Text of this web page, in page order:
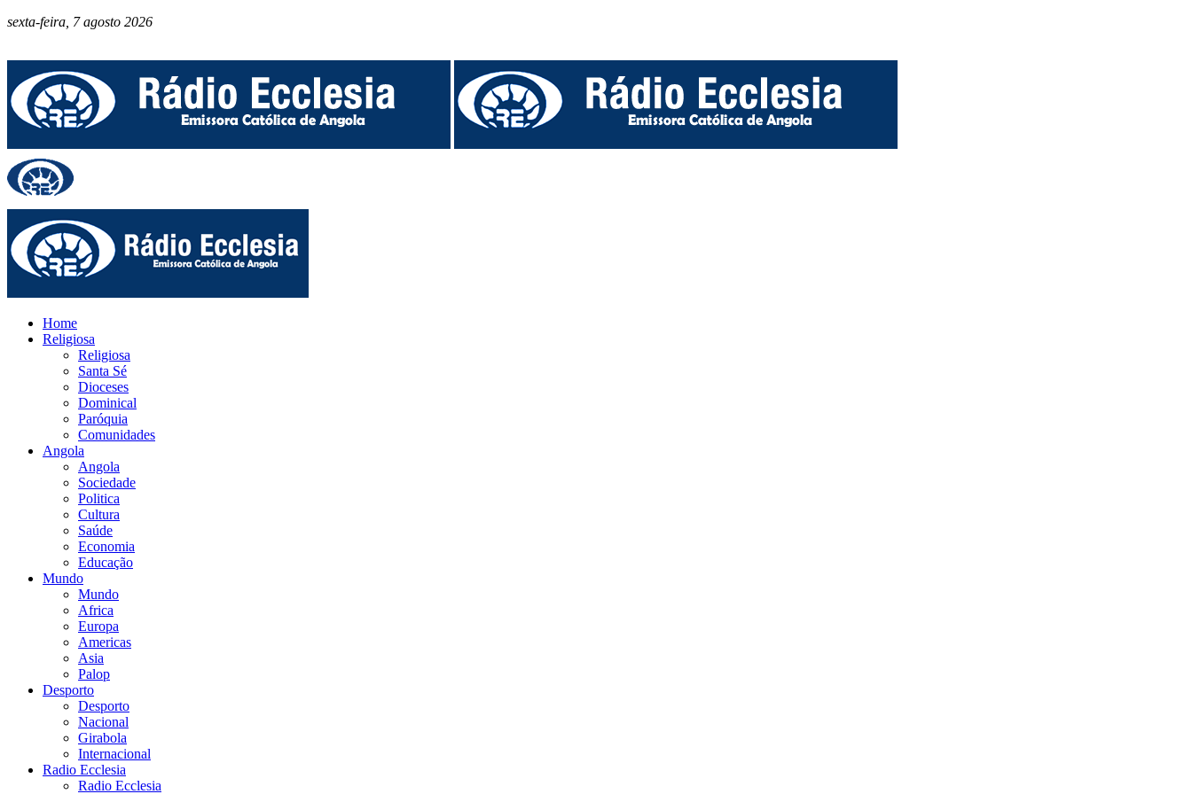
sexta-feira, 7 agosto 2026
Home
Religiosa
Religiosa
Santa Sé
Dioceses
Dominical
Paróquia
Comunidades
Angola
Angola
Sociedade
Politica
Cultura
Saúde
Economia
Educação
Mundo
Mundo
Africa
Europa
Americas
Asia
Palop
Desporto
Desporto
Nacional
Girabola
Internacional
Radio Ecclesia
Radio Ecclesia